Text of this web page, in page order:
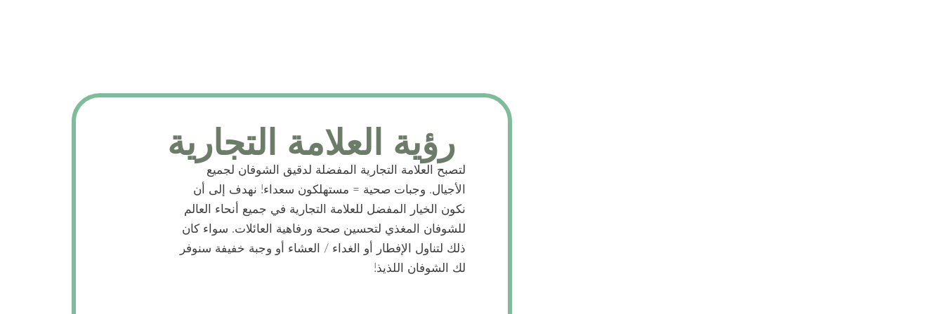
رؤية العلامة التجارية
لتصبح العلامة التجارية المفضلة لدقيق الشوفان لجميع
الأجيال. وجبات صحية = مستهلكون سعداء! نهدف إلى أن
نكون الخيار المفضل للعلامة التجارية في جميع أنحاء العالم
للشوفان المغذي لتحسين صحة ورفاهية العائلات. سواء كان
ذلك لتناول الإفطار أو الغداء / العشاء أو وجبة خفيفة سنوفر
لك الشوفان اللذيذ!